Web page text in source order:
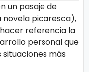
un pasaje de
novela picaresca),
referencia la
personal que
más